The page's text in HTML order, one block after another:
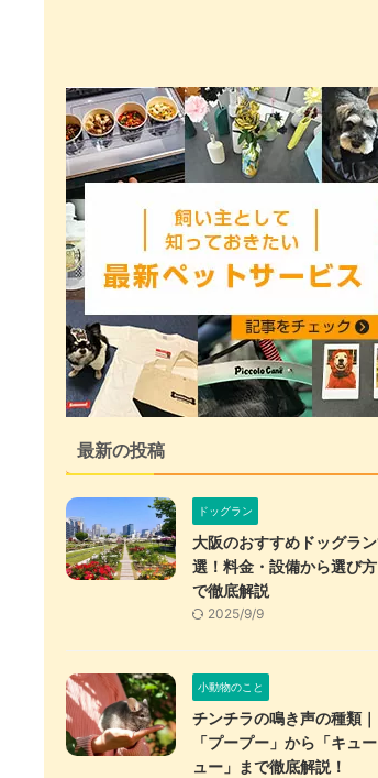
最新の投稿
ドッグラン
大阪のおすすめドッグラ
選！料金・設備から選び方
で徹底解説
2025/9/9
小動物のこと
チンチラの鳴き声の種類｜
「プープー」から「キュ
ュー」まで徹底解説！